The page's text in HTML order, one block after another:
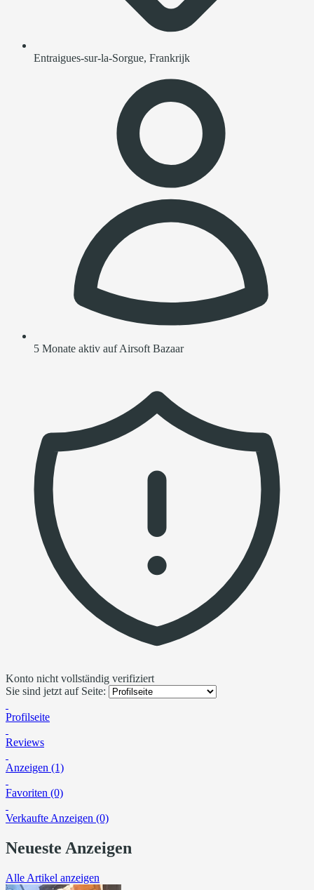
Entraigues-sur-la-Sorgue, Frankrijk
5 Monate aktiv auf Airsoft Bazaar
Konto nicht vollständig verifiziert
Sie sind jetzt auf Seite:
Profilseite
Reviews
Anzeigen (1)
Favoriten (0)
Verkaufte Anzeigen (0)
Neueste Anzeigen
Alle Artikel anzeigen